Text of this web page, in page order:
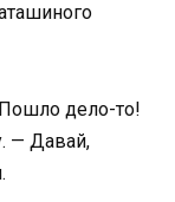
дело-то!
— Давай,